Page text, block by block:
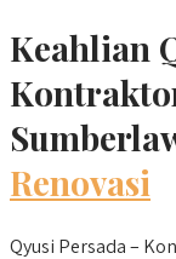
Keahlian
Renovasi
Qyusi Persada –